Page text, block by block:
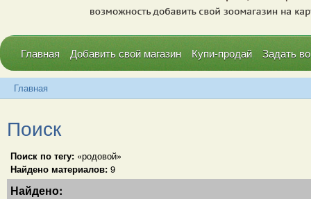
Главная Добавить свой магазин Купи-продай Задать
Главная
Поиск
Поиск по тегу: «родовой»
Найдено материалов: 9
Найдено: